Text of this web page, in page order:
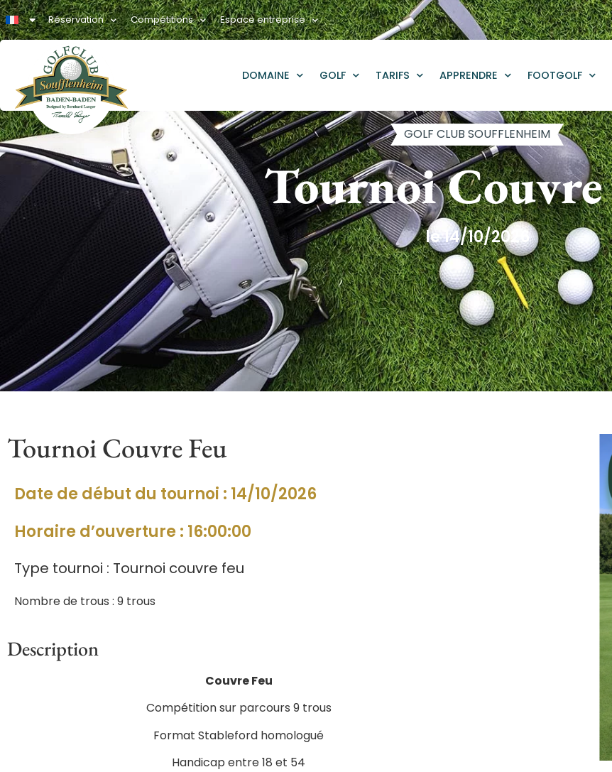
Réservation Compétitions Espace entreprise
DOMAINE GOLF TARIFS APPRENDRE FOOTGOLF
GOLF CLUB SOUFFLENHEIM
Tournoi Couvre
le 14/10/2026
Tournoi Couvre Feu
Date de début du tournoi : 14/10/2026
Horaire d’ouverture : 16:00:00
Type tournoi : Tournoi couvre feu
Nombre de trous : 9 trous
Description
Couvre Feu
Compétition sur parcours 9 trous
Format Stableford homologué
Handicap entre 18 et 54